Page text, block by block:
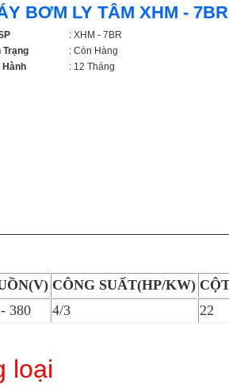
BƠM LY TÂM XHM - 7BR
: XHM - 7BR
Trạng
: Còn Hàng
Hành
: 12 Tháng
CÔNG SUẤT(HP/KW)
380 4/3 22
loại